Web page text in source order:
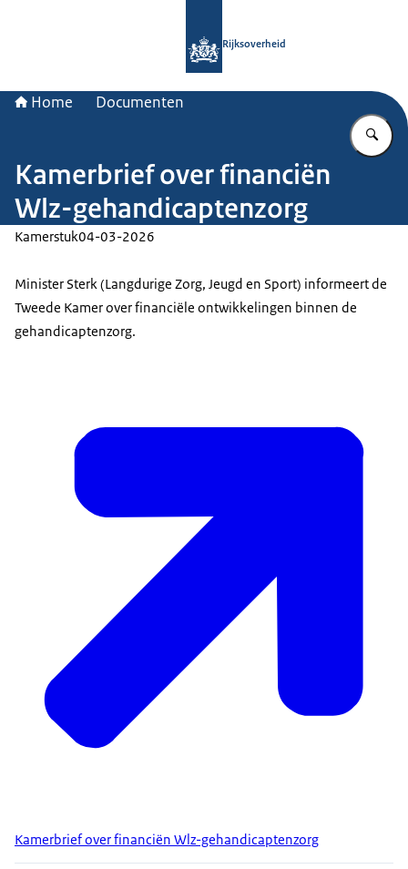
Rijksoverheid
Home Documenten
Kamerbrief over financiën
Wlz-gehandicaptenzorg
Kamerstuk04-03-2026
Minister Sterk (Langdurige Zorg, Jeugd en Sport) informeert de
Tweede Kamer over financiële ontwikkelingen binnen de
gehandicaptenzorg.
Kamerbrief over financiën Wlz-gehandicaptenzorg